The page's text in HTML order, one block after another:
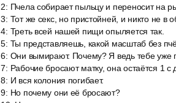
2: Пчела собирает пыльцу и переносит на
3: Тот же секс, но пристойней, и никто не в
4: Треть всей нашей пищи опыляется так.
5: Ты представляешь, какой масштаб без
6: Они вымирают. Почему? Я ведь тебе уже
7: Рабочие бросают матку, она остаётся 1 с
8: И вся колония погибает.
9: Но почему они её бросают?